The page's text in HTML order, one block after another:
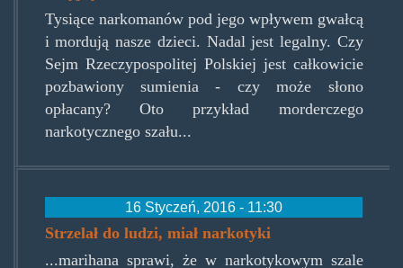
Tysiące narkomanów pod jego wpływem gwałcą
i mordują nasze dzieci. Nadal jest legalny. Czy
Sejm Rzeczypospolitej Polskiej jest całkowicie
pozbawiony sumienia - czy może słono
opłacany? Oto przykład morderczego
narkotycznego szału...
16 Styczeń, 2016 - 11:30
Strzelał do ludzi, miał narkotyki
...marihana sprawi, że w narkotykowym szale